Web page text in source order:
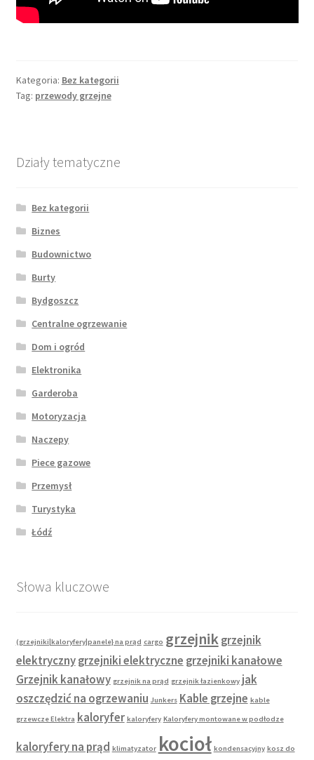
Kategoria: Bez kategorii
Tag: przewody grzejne
Działy tematyczne
Bez kategorii
Biznes
Budownictwo
Burty
Bydgoszcz
Centralne ogrzewanie
Dom i ogród
Elektronika
Garderoba
Motoryzacja
Naczepy
Piece gazowe
Przemysł
Turystyka
Łódź
Słowa kluczowe
(grzejniki|kaloryfery|panele} na prąd cargo grzejnik grzejnik
elektryczny grzejniki elektryczne grzejniki kanałowe
Grzejnik kanałowy grzejnik na prąd grzejnik łazienkowy jak
oszczędzić na ogrzewaniu Junkers Kable grzejne kable
grzewcze Elektra kaloryfer kaloryfery Kaloryfery montowane w podłodze
kaloryfery na prąd klimatyzator kocioł kondensacyjny kosz do